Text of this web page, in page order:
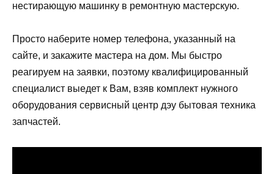
нестирающую машинку в ремонтную мастерскую.
Просто наберите номер телефона, указанный на
сайте, и закажите мастера на дом. Мы быстро
реагируем на заявки, поэтому квалифицированный
специалист выедет к Вам, взяв комплект нужного
оборудования сервисный центр дэу бытовая техника
запчастей.